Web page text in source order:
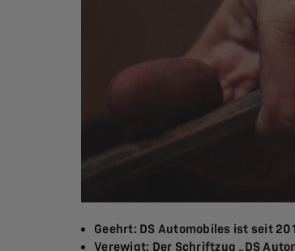
Geehrt: DS Automobiles ist seit
Verewigt: Der Schriftzug „DS